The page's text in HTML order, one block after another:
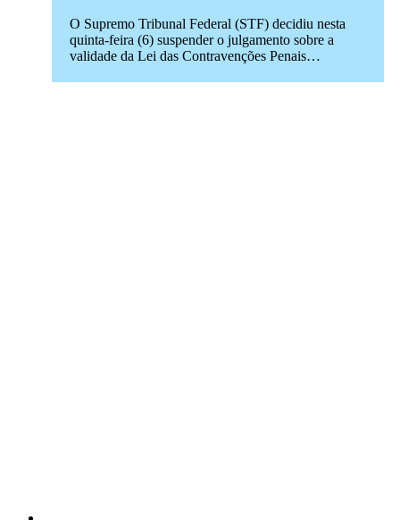
O Supremo Tribunal Federal (STF) decidiu nesta
quinta-feira (6) suspender o julgamento sobre a
validade da Lei das Contravenções Penais…